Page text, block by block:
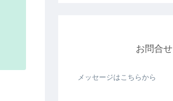
お問合せ
メッセージはこちらから